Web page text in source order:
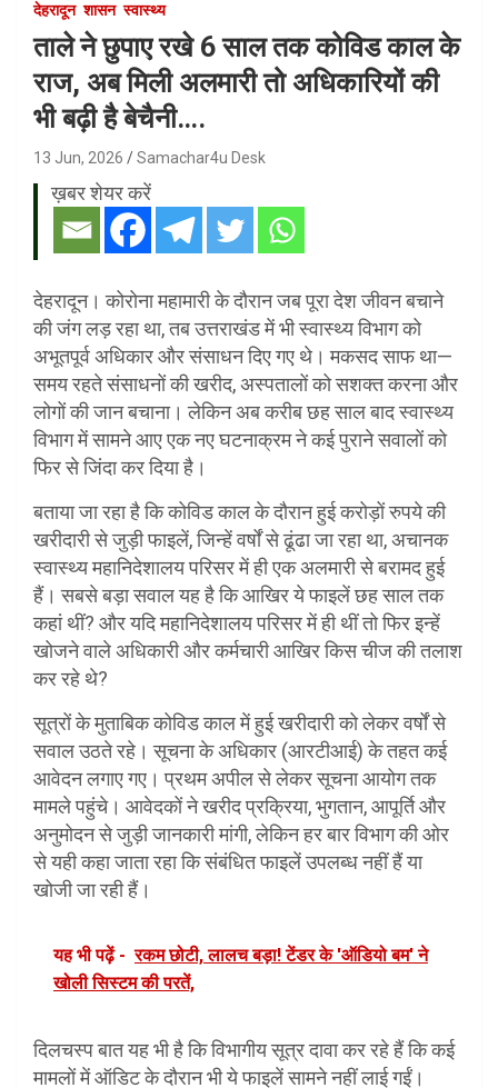
देहरादून शासन स्वास्थ्य
ताले ने छुपाए रखे 6 साल तक कोविड काल के
राज, अब मिली अलमारी तो अधिकारियों की
भी बढ़ी है बेचैनी….
13 Jun, 2026 Samachar4u Desk
ख़बर शेयर करें
देहरादून। कोरोना महामारी के दौरान जब पूरा देश जीवन बचाने
की जंग लड़ रहा था, तब उत्तराखंड में भी स्वास्थ्य विभाग को
अभूतपूर्व अधिकार और संसाधन दिए गए थे। मकसद साफ था—
समय रहते संसाधनों की खरीद, अस्पतालों को सशक्त करना और
लोगों की जान बचाना। लेकिन अब करीब छह साल बाद स्वास्थ्य
विभाग में सामने आए एक नए घटनाक्रम ने कई पुराने सवालों को
फिर से जिंदा कर दिया है।
बताया जा रहा है कि कोविड काल के दौरान हुई करोड़ों रुपये की
खरीदारी से जुड़ी फाइलें, जिन्हें वर्षों से ढूंढा जा रहा था, अचानक
स्वास्थ्य महानिदेशालय परिसर में ही एक अलमारी से बरामद हुई
हैं। सबसे बड़ा सवाल यह है कि आखिर ये फाइलें छह साल तक
कहां थीं? और यदि महानिदेशालय परिसर में ही थीं तो फिर इन्हें
खोजने वाले अधिकारी और कर्मचारी आखिर किस चीज की तलाश
कर रहे थे?
सूत्रों के मुताबिक कोविड काल में हुई खरीदारी को लेकर वर्षों से
सवाल उठते रहे। सूचना के अधिकार (आरटीआई) के तहत कई
आवेदन लगाए गए। प्रथम अपील से लेकर सूचना आयोग तक
मामले पहुंचे। आवेदकों ने खरीद प्रक्रिया, भुगतान, आपूर्ति और
अनुमोदन से जुड़ी जानकारी मांगी, लेकिन हर बार विभाग की ओर
से यही कहा जाता रहा कि संबंधित फाइलें उपलब्ध नहीं हैं या
खोजी जा रही हैं।
यह भी पढ़ें - रकम छोटी, लालच बड़ा! टेंडर के 'ऑडियो बम' ने
खोली सिस्टम की परतें,
दिलचस्प बात यह भी है कि विभागीय सूत्र दावा कर रहे हैं कि कई
मामलों में ऑडिट के दौरान भी ये फाइलें सामने नहीं लाई गईं।